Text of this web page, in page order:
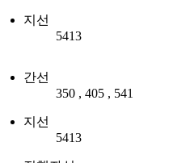
지선
5413
간선
350 , 405 , 541
지선
5413